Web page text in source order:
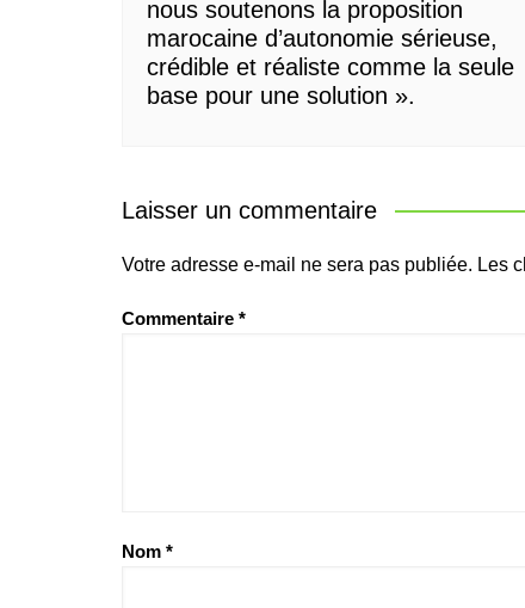
nous soutenons la proposition
marocaine d’autonomie sérieuse,
crédible et réaliste comme la seule
base pour une solution ».
Laisser un commentaire
Votre adresse e-mail ne sera pas publiée. Les
Commentaire *
Nom *